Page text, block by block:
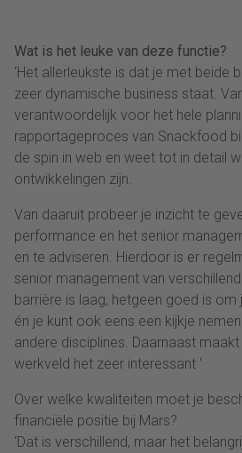
Wat is het leuke van deze functie?
‘Het allerleukste is dat je met beide
zeer dynamische business staat.
verantwoordelijk voor het hele
rapportageproces van Snackfood
de spin in web en weet tot in detail
ontwikkelingen zijn.
Van daaruit probeer je inzicht te
performance en het senior
en te adviseren. Hierdoor is er
senior management van
barrière is laag, hetgeen goed is
én je kunt ook eens een kijkje
andere disciplines. Daarnaast
werkveld het zeer interessant ‘
Over welke kwaliteiten moet je
financiële positie bij Mars?
‘Dat is verschillend, maar het